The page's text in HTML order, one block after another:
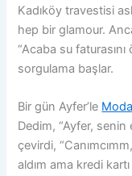
Kadıköy travestisi
hep bir glamour.
“Acaba su
sorgulama başlar.
Bir gün Ayfer’le
Dedim, “Ayfer,
çevirdi,
aldım ama kredi